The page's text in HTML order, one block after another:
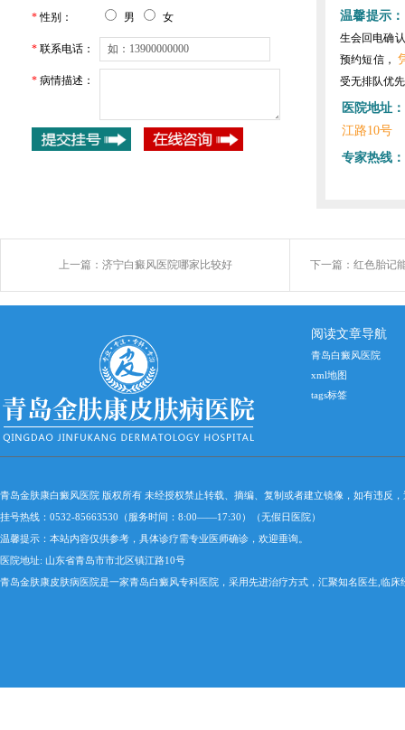
*性别： 男 女
* 联系电话：
* 病情描述：
温馨提示：
生会回电确
预约短信，
受无排队优
医院地址：
江路10号
专家热线：
上一篇： 济宁白癜风医院哪家比较好 下一篇： 红色胎记
阅读文章导航
青岛白癜风医院
xml地图
tags标签
青岛金肤康白癜风医院 版权所有 未经授权禁止转载、摘编、复制或者建立镜像，如有违反
挂号热线：0532-85663530（服务时间：8:00——17:30）（无假日医院）
温馨提示：本站内容仅供参考，具体诊疗需专业医师确诊，欢迎垂询。
医院地址: 山东省青岛市市北区镇江路10号
青岛金肤康皮肤病医院是一家青岛白癜风专科医院，采用先进治疗方式，汇聚知名医生,临床